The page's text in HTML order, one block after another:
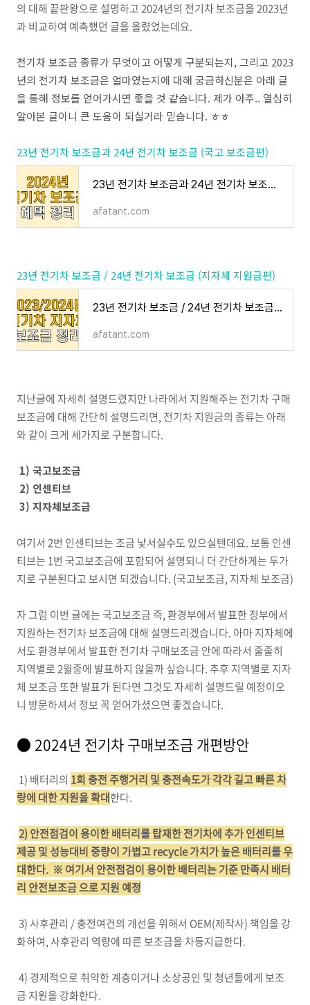
의 대해 끝판왕으로 설명하고 2024년의 전기차 보조금을 2023년
과 비교하여 예측했던 글을 올렸었는데요.
전기차 보조금 종류가 무엇이고 어떻게 구분되는지, 그리고 2023
년의 전기차 보조금은 얼마였는지에 대해 궁금하신분은 아래 글
을 통해 정보를 얻어가시면 좋을 것 같습니다. 제가 아주.. 열심히
알아본 글이니 큰 도움이 되실거라 믿습니다. ㅎㅎ
23년 전기차 보조금과 24년 전기차 보조금 (국고 보조금편)
23년 전기차 보조금과 24년 전기차 보조금 (국고 보조금편)
afatant.com
23년 전기차 보조금 / 24년 전기차 보조금 (지자체 지원금편)
23년 전기차 보조금 / 24년 전기차 보조금 (지자체 지원금편)
afatant.com
지난글에 자세히 설명드렸지만 나라에서 지원해주는 전기차 구매
보조금에 대해 간단히 설명드리면, 전기차 지원금의 종류는 아래
와 같이 크게 세가지로 구분합니다.
1) 국고보조금
2) 인센티브
3) 지자체보조금
여기서 2번 인센티브는 조금 낯서실수도 있으실텐데요. 보통 인센
티브는 1번 국고보조금에 포함되어 설명되니 더 간단하게는 두가
지로 구분된다고 보시면 되겠습니다. (국고보조금, 지자체 보조금)
자 그럼 이번 글에는 국고보조금 즉, 환경부에서 발표한 정부에서
지원하는 전기차 보조금에 대해 설명드리겠습니다. 아마 지자체에
서도 환경부에서 발표한 전기차 구매보조금 안에 따라서 줄줄히
지역별로 2월중에 발표하지 않을까 싶습니다. 추후 지역별로 지자
체 보조금 또한 발표가 된다면 그것도 자세히 설명드릴 예정이오
니 방문하셔서 정보 꼭 얻어가셨으면 좋겠습니다.
● 2024년 전기차 구매보조금 개편방안
1) 배터리의 1회 충전 주행거리 및 충전속도가 각각 길고 빠른 차
량에 대한 지원을 확대한다.
2) 안전점검이 용이한 배터리를 탑재한 전기차에 추가 인센티브
제공 및 성능대비 중량이 가볍고 recycle 가치가 높은 배터리를 우
대한다. ※ 여기서 안전점검이 용이한 배터리는 기준 만족시 배터
리 안전보조금 으로 지원 예정
3) 사후관리 / 충전여건의 개선을 위해서 OEM(제작사) 책임을 강
화하여, 사후관리 역량에 따른 보조금을 차등지급한다.
4) 경제적으로 취약한 계층이거나 소상공인 및 청년들에게 보조
금 지원을 강화한다.